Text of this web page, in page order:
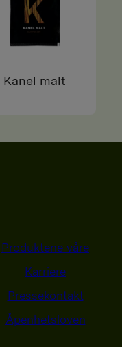
Kanel malt
Produktene våre
Karriere
Pressekontakt
Åpenhetsloven